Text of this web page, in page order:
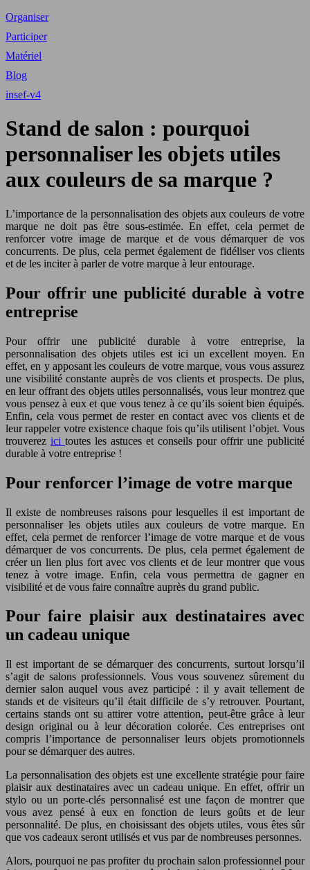
Organiser
Participer
Matériel
Blog
insef-v4
Stand de salon : pourquoi
personnaliser les objets utiles
aux couleurs de sa marque ?
L’importance de la personnalisation des objets aux couleurs de votre
marque ne doit pas être sous-estimée. En effet, cela permet de
renforcer votre image de marque et de vous démarquer de vos
concurrents. De plus, cela permet également de fidéliser vos clients
et de les inciter à parler de votre marque à leur entourage.
Pour offrir une publicité durable à votre
entreprise
Pour offrir une publicité durable à votre entreprise, la
personnalisation des objets utiles est ici un excellent moyen. En
effet, en y apposant les couleurs de votre marque, vous vous assurez
une visibilité constante auprès de vos clients et prospects. De plus,
en leur offrant des objets utiles personnalisés, vous leur montrez que
vous pensez à eux et que vous tenez à ce qu’ils soient bien équipés.
Enfin, cela vous permet de rester en contact avec vos clients et de
leur rappeler votre existence chaque fois qu’ils utilisent l’objet. Vous
trouverez ici toutes les astuces et conseils pour offrir une publicité
durable à votre entreprise !
Pour renforcer l’image de votre marque
Il existe de nombreuses raisons pour lesquelles il est important de
personnaliser les objets utiles aux couleurs de votre marque. En
effet, cela permet de renforcer l’image de votre marque et de vous
démarquer de vos concurrents. De plus, cela permet également de
créer un lien plus fort avec vos clients et de leur montrer que vous
tenez à votre image. Enfin, cela vous permettra de gagner en
visibilité et de vous faire connaître auprès du grand public.
Pour faire plaisir aux destinataires avec
un cadeau unique
Il est important de se démarquer des concurrents, surtout lorsqu’il
s’agit de salons professionnels. Vous vous souvenez sûrement du
dernier salon auquel vous avez participé : il y avait tellement de
stands et de visiteurs qu’il était difficile de s’y retrouver. Pourtant,
certains stands ont su attirer votre attention, peut-être grâce à leur
design original ou à leur décoration colorée. Ces entreprises ont
compris l’importance de personnaliser leurs objets promotionnels
pour se démarquer des autres.
La personnalisation des objets est une excellente stratégie pour faire
plaisir aux destinataires avec un cadeau unique. En effet, offrir un
stylo ou un porte-clés personnalisé est une façon de montrer que
vous avez pensé à eux en fonction de leurs goûts et de leur
personnalité. De plus, en choisissant des objets utiles, vous êtes sûr
que vos cadeaux seront utilisés et vus par de nombreuses personnes.
Alors, pourquoi ne pas profiter du prochain salon professionnel pour